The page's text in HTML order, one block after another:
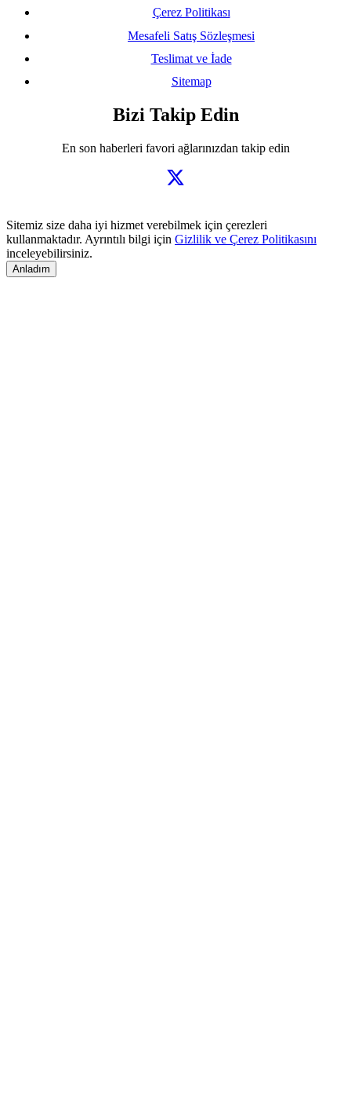
Çerez Politikası
Mesafeli Satış Sözleşmesi
Teslimat ve İade
Sitemap
Bizi Takip Edin
En son haberleri favori ağlarınızdan takip edin
Sitemiz size daha iyi hizmet verebilmek için çerezleri
kullanmaktadır. Ayrıntılı bilgi için Gizlilik ve Çerez Politikasını
inceleyebilirsiniz.
Anladım